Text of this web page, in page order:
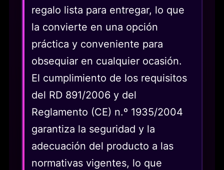
regalo lista para entregar, lo que
la convierte en una opción
práctica y conveniente para
obsequiar en cualquier ocasión.
El cumplimiento de los requisitos
del RD 891/2006 y del
Reglamento (CE) n.º 1935/2004
garantiza la seguridad y la
adecuación del producto a las
normativas vigentes, lo que